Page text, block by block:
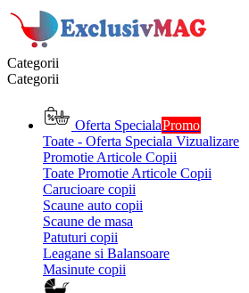
Categorii
Categorii
Oferta SpecialaPromo
Toate - Oferta Speciala Vizualizare
Promotie Articole Copii
Toate Promotie Articole Copii
Carucioare copii
Scaune auto copii
Scaune de masa
Patuturi copii
Leagane si Balansoare
Masinute copii